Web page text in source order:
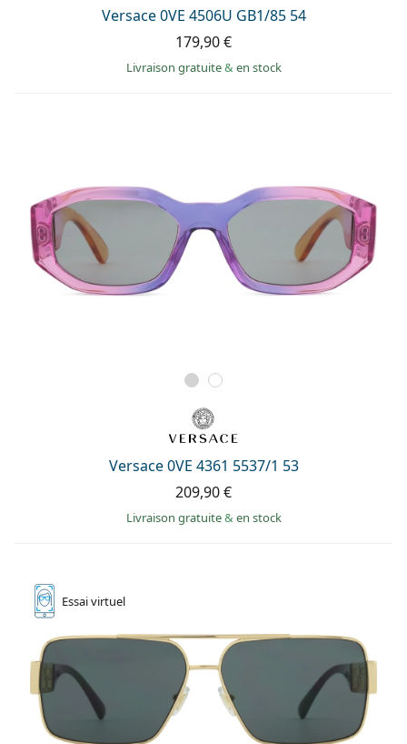
Versace 0VE 4506U GB1/85 54
179,90 €
Livraison gratuite& en stock
Versace 0VE 4361 5537/1 53
209,90 €
Livraison gratuite& en stock
Essaivirtuel